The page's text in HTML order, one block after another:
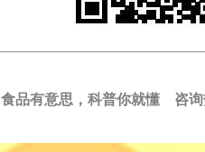
食品有意思，科普你就懂 咨询